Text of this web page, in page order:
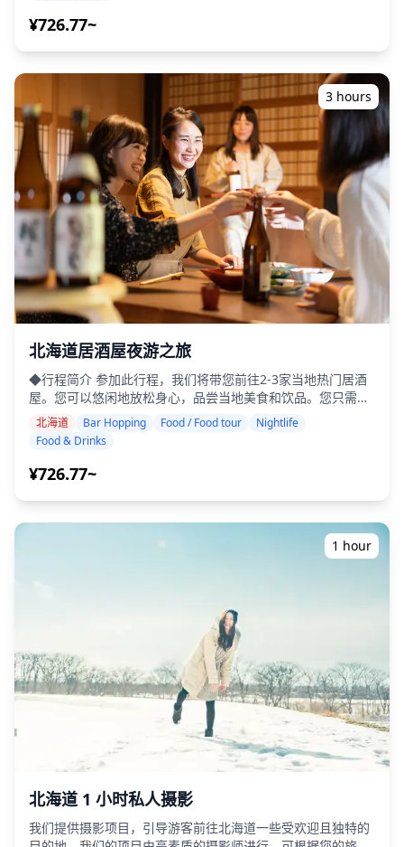
情交流。 ・在旭川、美瑛和富良野地区您选择的地点参观三家
确保亲密和真实的体验 ・品尝富良野葡萄酒、当地清酒和北海
道菜肴，如成吉思汗烤肉（烤羊肉） ・从导游那里了解当地文
化和餐饮礼仪 ・体验当地人喜爱的热闹而温馨的夜生活场所
◆包含项目 ・在3个场所各享用2杯饮品（总共6杯饮品） ・晚
餐：包括海鲜在内的当地菜肴 ・在当地导游的带领下，参观3
个场所——从食品摊位、居酒屋或酒吧中选择 ◆不包含项目
・酒店接送 ・小费 ・交通费用 ・旅游费用中未包含的额外饮
料或餐点 ・个人费用或购物 ◆附加信息 ・本次旅行的最多参
与人数为8人。 ・儿童必须由成人陪同。 ・仅向20岁及以上的
参与者提供酒精饮料（日本的法定饮酒年龄）。 ・请注意，餐
点是在与Holiday Travel分开的厨房准备的，因此我们不能保
证无过敏餐点或满足饮食限制。 ・旭川是北海道北部地区最大
的娱乐区山麓街的所在地。拥有约1,000家店铺，包括小吃
店、居酒屋、酒吧和拉面店，是北海道领先的夜生活区之一。
・旭川以其丰盛的当地菜肴而闻名，如拉面、新子烧（烤小
鸡）和荷尔蒙烧（烤内脏），以及其历史悠久的清酒品牌，如
男山和国士无双。 ・富良野以其葡萄酒、奶酪和“蛋包咖喱”而
闻名。该地区还因提供当地清酒和精酿啤酒以及独特的北海道
风味美食而备受青睐。 ・美瑛没有大型夜生活区，但镇上散布
着小型居酒屋、小吃店和酒吧，非常适合悠闲地享受一两个舒
适的场所。 ![](https://assets.hldycdn.com/d6adf697-c8ad-
49aa-acae-1fd96ba4b707.webp?
(https://assets.hldycdn.com/ba1426d3-5ef9-4d2e-9701-
(https://assets.hldycdn.com/2c5da75c-f9cc-4904-be51-
130c6a84e922.jpg?w=1200&h=800&fit=crop&q=80) ![]
(https://assets.hldycdn.com/44417409-00d9-4e89-830d-
afdb01292aa7.webp?w=1200&h=800&fit=crop&q=80)
¥726.77~
3 hours
北海道居酒屋夜游之旅
◆行程简介 参加此行程，我们将带您前往2-3家当地热门居酒
屋。您可以悠闲地放松身心，品尝当地美食和饮品。您只需携
带现金，其余的交给我们。让我们一起分享难忘的当地体验
吧！ ・选择您喜欢的区域：北海道内您想去的地点（本行程不
方，友好的导游也能让您安心无忧 ・小团体旅游确保您获得更
酒屋菜肴和当地特色美食 ・与当地导游一起参观2-3个场所，
例如美食摊、居酒屋或酒吧 ◆费用不包含 ・酒店接送 ・小费
・交通费 ・旅游费用不包含的额外饮品或餐点 ・个人消费或
房准备的，因此我们无法保证无过敏餐点或满足饮食限制。 ◆
一，拥有数千家居酒屋、酒吧和拉面店。游客可以品尝新鲜的
螃蟹、海胆和成吉思汗烤肉（烤羊肉），搭配当地的清酒或札
幌啤酒。在狸小路周围，休闲的立式酒吧和友好的居酒屋让您
轻松享受酒吧巡游的乐趣。 在小樽，酒吧和居酒屋林立在运河
沿岸，为饮品提供了浪漫的环境。函馆的夜晚在Daimon
Yokocho变得热闹起来，当地菜肴与当地清酒完美搭配。旭川
和钏路等城市也拥有热闹的夜生活，让游客有机会与当地人交
流。 有些地方可能不会说英语，但在当地导游的带领下，您可
以放松身心尽情享受。在某些地区，酒吧可能有限，因此我们
北海道 Bar Hopping Food / Food tour
Nightlife
Food & Drinks
¥726.77~
1 hour
北海道 1 小时私人摄影
我们提供摄影项目，引导游客前往北海道一些受欢迎且独特的